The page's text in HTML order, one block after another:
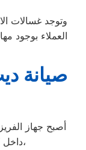
وتوجد غسالات
العملاء بوجود
صيانة
أصبح جهاز
داخل كافة البيوت، وفقًا لمميزاته العديدة،